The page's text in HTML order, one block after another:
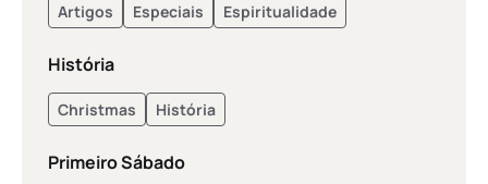
Artigos Especiais Espiritualidade
História
Christmas História
Primeiro Sábado